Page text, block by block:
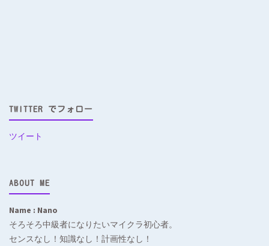
TWITTER でフォロー
ツイート
ABOUT ME
Name : Nano
そろそろ中級者になりたいマイクラ初心者。
センスなし！知識なし！計画性なし！